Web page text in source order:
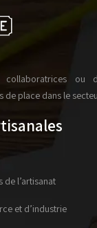
collaboratrices ou
de place dans le
de l’artisanat
et d’industrie